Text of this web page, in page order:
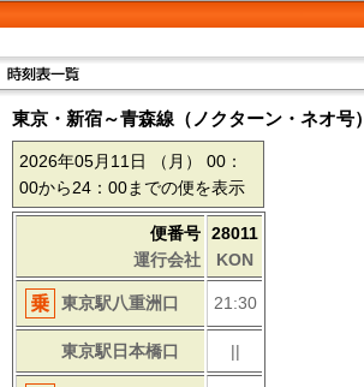
東京・新宿～青森線（ノクターン・ネオ号）
2026年05月11日 （月） 00：
00から24：00までの便を表示
便番号
運行会社
28011
KON
東京駅八重洲口 21:30
東京駅日本橋口 ||